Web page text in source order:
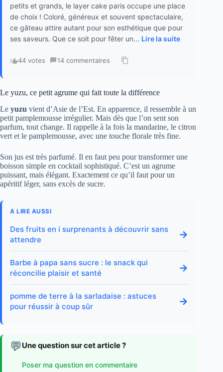
petits et grands, le layer cake paris occupe une place
de choix ! Coloré, généreux et souvent spectaculaire,
ce gâteau attire autant pour son esthétique que pour
ses saveurs. Que ce soit pour fêter un... Lire la suite
44 votes · 14 commentaires ·
Le yuzu, ce petit agrume qui fait toute la différence
Le yuzu vient d’Asie de l’Est. En apparence, il ressemble à un
petit pamplemousse irrégulier. Mais dès que l’on sent son
parfum, tout change. Il rappelle à la fois la mandarine, le citron
vert et le pamplemousse, avec une touche florale très fine.
Son jus est très parfumé. Il en faut peu pour transformer une
boisson simple en cocktail sophistiqué. C’est un agrume
puissant, mais élégant. Exactement ce qu’il faut pour un
apéritif léger, sans excès de sucre.
A LIRE AUSSI
Des fruits en i surprenants à découvrir sans
attendre
→
Barbe à papa sans sucre : le snack qui
réconcilie plaisir et santé
→
pomme de terre à la sarladaise : astuces
pour réussir à coup sûr
→
💬 Une question sur cet article ?
Poser ma question en commentaire